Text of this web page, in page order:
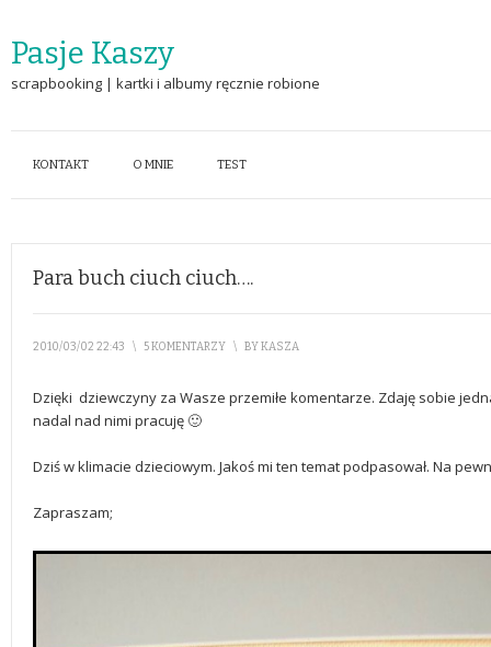
Pasje Kaszy
scrapbooking | kartki i albumy ręcznie robione
KONTAKT O MNIE TEST
Para buch ciuch ciuch….
2010/03/02 22:43 \ 5 KOMENTARZY \ BYKASZA
Dzięki dziewczyny za Wasze przemiłe komentarze. Zdaję sobie
nadal nad nimi pracuję 🙂
Dziś w klimacie dzieciowym. Jakoś mi ten temat podpasował. Na
Zapraszam;